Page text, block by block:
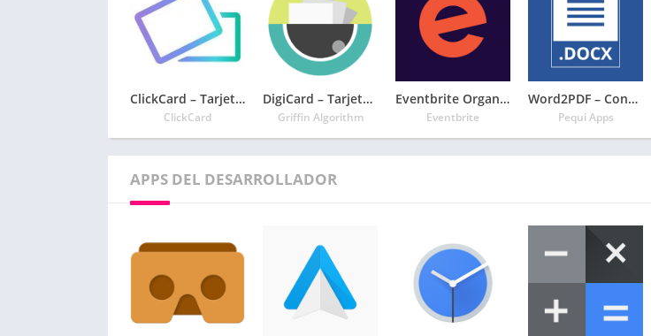
ClickCard – Tarjeta de presentación digital
ClickCard
DigiCard – Tarjeta De Visita Digital
Griffin Algorithm
Eventbrite Organizador
Eventbrite
Word2PDF – Convertir DOC/DOCX a PDF Gratis
Pequi Apps
APPS DEL DESARROLLADOR